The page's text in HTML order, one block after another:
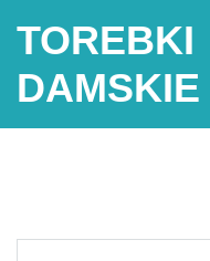
TOREBKI
DAMSKIE